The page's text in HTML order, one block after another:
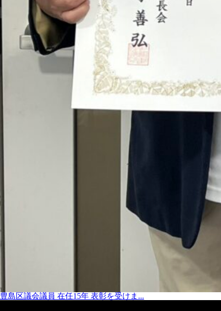
豊島区議会議員 在任15年 表彰を受けま...